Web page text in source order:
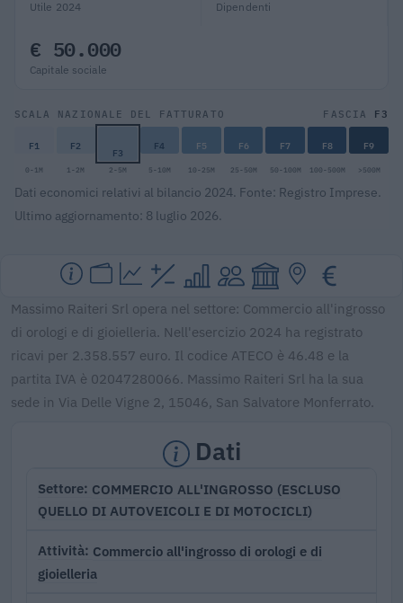
Utile 2024 Dipendenti
€ 50.000
Capitale sociale
SCALA NAZIONALE DEL FATTURATO FASCIA F3
F1 F2 F3 F4 F5 F6 F7 F8 F9
0-1M 1-2M 2-5M 5-10M 10-25M 25-50M 50-100M 100-500M >500M
Dati economici relativi al bilancio 2024. Fonte: Registro Imprese.
Ultimo aggiornamento: 8 luglio 2026.
Massimo Raiteri Srl opera nel settore: Commercio all'ingrosso
di orologi e di gioielleria. Nell'esercizio 2024 ha registrato
ricavi per 2.358.557 euro. Il codice ATECO è 46.48 e la
partita IVA è 02047280066. Massimo Raiteri Srl ha la sua
sede in Via Delle Vigne 2, 15046, San Salvatore Monferrato.
Dati
Settore COMMERCIO ALL'INGROSSO (ESCLUSO
QUELLO DI AUTOVEICOLI E DI MOTOCICLI)
Attività Commercio all'ingrosso di orologi e di
gioielleria